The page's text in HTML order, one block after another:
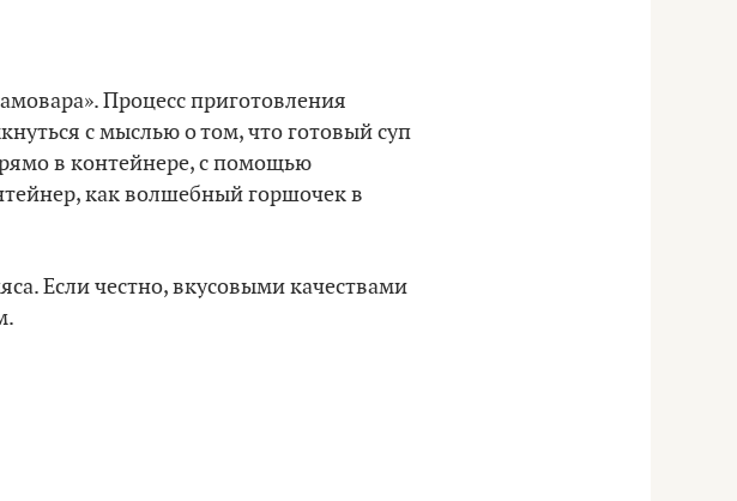
Процесс приготовления
с мыслью о том, что готовый суп
в контейнере, с помощью
как волшебный горшочек в
Если честно, вкусовыми качествами